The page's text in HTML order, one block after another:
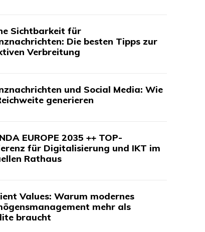
Sichtbarkeit für
Die besten Tipps zur
Verbreitung
und Social Media: Wie
generieren
EUROPE 2035 ++ TOP-
für Digitalisierung und IKT im
Rathaus
Values: Warum modernes
mehr als
braucht